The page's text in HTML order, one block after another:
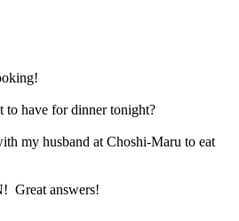
to have for dinner tonight?
my husband at Choshi-Maru to eat
Great answers!